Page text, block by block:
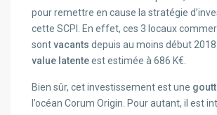
pour remettre en cause la stratégie
cette SCPI. En effet, ces 3 locaux
sontvacantsdepuis au moins début
value latenteest estimée à 686 K€.
Bien sûr, cet investissement est une
l’océan Corum Origin. Pour autant, il est